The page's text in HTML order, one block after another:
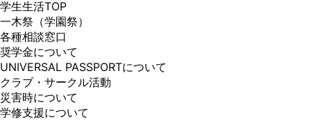
学生生活TOP
一木祭（学園祭）
各種相談窓口
奨学金について
UNIVERSAL PASSPORTについて
クラブ・サークル活動
災害時について
学修支援について